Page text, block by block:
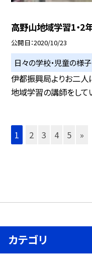
高野山地域学習1・2
公開日 2020/10/23
日々の学校・児童の様子
伊都振興局よりお二人
地域学習の講師をして
1 2 3 4 5 »
カテゴリ